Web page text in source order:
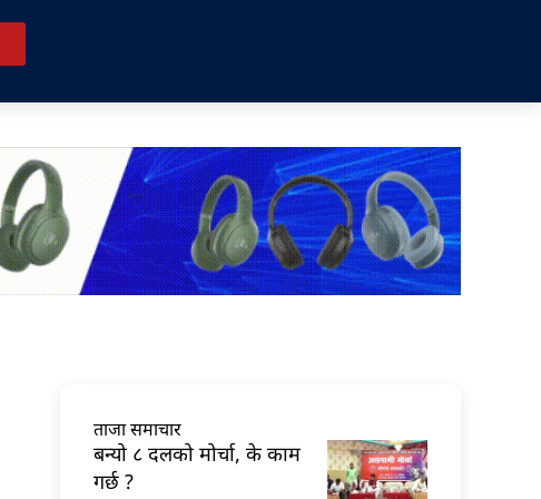
ताजा समाचार
बन्यो ८ दलको मोर्चा, के काम
गर्छ ?